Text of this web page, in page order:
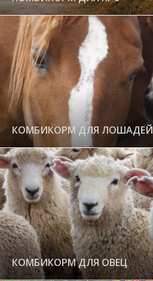
КОМБИКОРМ ДЛЯ ЛОШАДЕЙ
КОМБИКОРМ ДЛЯ ОВЕЦ